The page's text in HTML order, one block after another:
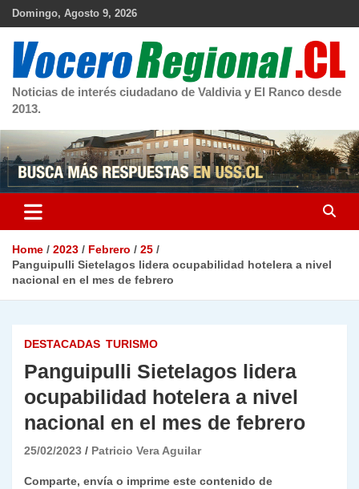
Skip
Domingo, Agosto 9, 2026
Noticias de interés ciudadano de Valdivia y El Ranco desde
2013.
Home 2023 Febrero
25
Panguipulli Sietelagos lidera ocupabilidad hotelera a nivel
nacional en el mes de febrero
DESTACADAS TURISMO
Panguipulli Sietelagos lidera
ocupabilidad hotelera a nivel
nacional en el mes de febrero
25/02/2023 Patricio Vera Aguilar
Comparte, envía o imprime este contenido de